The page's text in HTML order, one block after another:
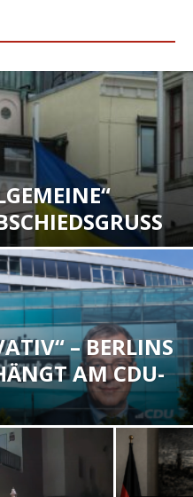
– BERLINS
AM CDU-